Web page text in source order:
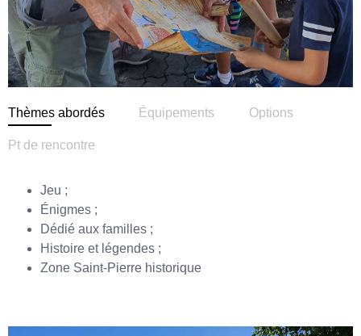
Thèmes abordés Équipements Options
Pt de rencontre
Jeu ;
Énigmes ;
Dédié aux familles ;
Histoire et légendes ;
Zone Saint-Pierre historique